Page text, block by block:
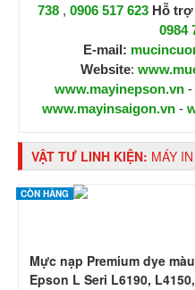
738, 0906 517 623 Hỗ trợ
0984
E-mail:
Website:
www.mayinepson.vn-
www.mayinsaigon.vn -
VẬT TƯ LINH KIỆN: MÁY IN
CÒN HÀNG
Mực nạp Premium dye
Epson L Seri L6190,